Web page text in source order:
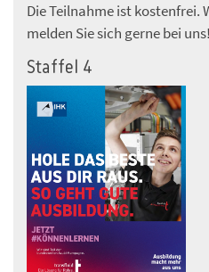
Die Teilnahme ist kostenfrei.
melden Sie sich gerne bei uns!
Staffel 4